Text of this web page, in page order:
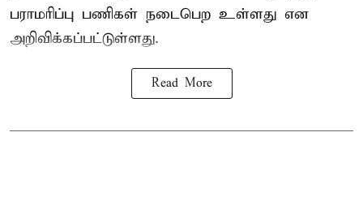
பராமரிப்பு பணிகள் நடைபெற உள்ளது என
அறிவிக்கப்பட்டுள்ளது.
Read More